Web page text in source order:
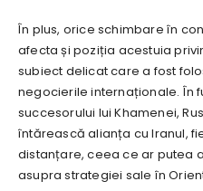
În plus, orice schimbare în
afecta și poziția acestuia
subiect delicat care a fost
negocierile internaționale. În
succesorului lui Khamenei,
întărească alianța cu Iranul,
distanțare, ceea ce ar putea
asupra strategiei sale în